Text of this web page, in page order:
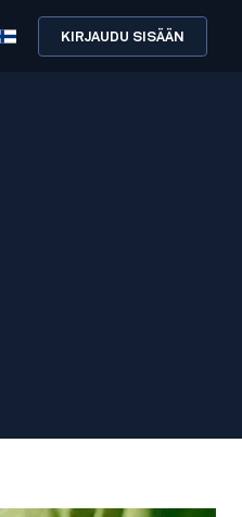
KIRJAUDU SISÄÄN